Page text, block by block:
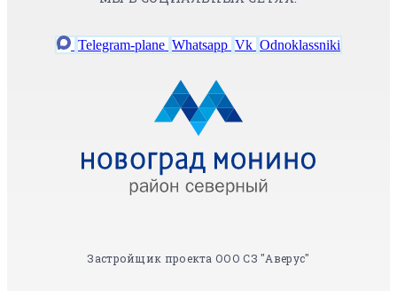
Telegram-plane Whatsapp Vk Odnoklassniki
Застройщик проекта ООО СЗ "Аверус"